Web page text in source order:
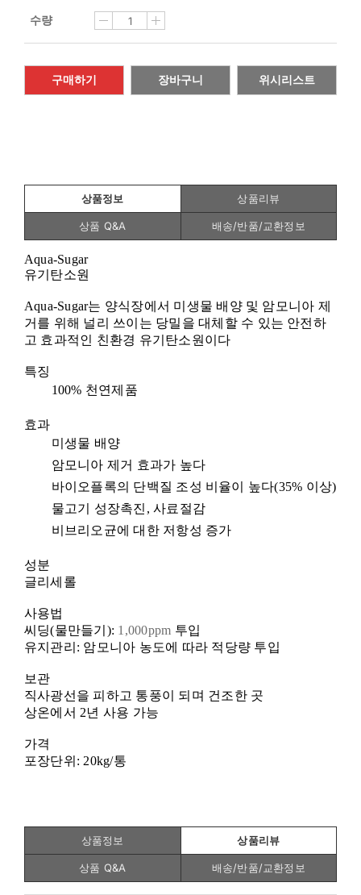
수량
구매하기 장바구니 위시리스트
상품정보 상품리뷰
상품 Q&A 배송/반품/교환정보
Aqua-Sugar
유기탄소원
Aqua-Sugar는 양식장에서 미생물 배양 및 암모니아 제
거를 위해 널리 쓰이는 당밀을 대체할 수 있는 안전하
고 효과적인 친환경 유기탄소원이다
특징
100% 천연제품
효과
미생물 배양
암모니아 제거 효과가 높다
바이오플록의 단백질 조성 비율이 높다(35% 이상)
물고기 성장촉진 ,사료절감
비브리오균에 대한 저항성 증가
성분
글리세롤
사용법
씨딩(물만들기 ): 1,000ppm 투입
유지관리 : 암모니아 농도에 따라 적당량 투입
보관
직사광선을 피하고 통풍이 되며 건조한 곳
상온에서 2년 사용 가능
가격
포장단위 : 20kg/통
상품정보 상품리뷰
상품 Q&A 배송/반품/교환정보